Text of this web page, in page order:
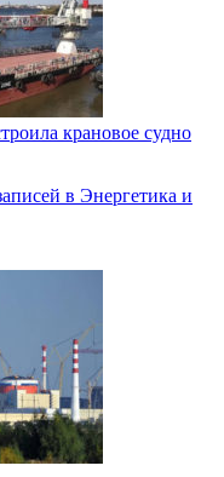
крановое судно
в Энергетика и